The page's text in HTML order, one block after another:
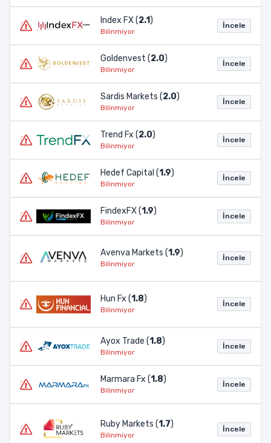
Index FX (2.1)
Bilinmiyor
İncele
Goldenvest (2.0)
Bilinmiyor
İncele
Sardis Markets (2.0)
Bilinmiyor
İncele
Trend Fx (2.0)
Bilinmiyor
İncele
Hedef Capital (1.9)
Bilinmiyor
İncele
FindexFX (1.9)
Bilinmiyor
İncele
Avenva Markets (1.9)
Bilinmiyor
İncele
Hun Fx (1.8)
Bilinmiyor
İncele
Ayox Trade (1.8)
Bilinmiyor
İncele
Marmara Fx (1.8)
Bilinmiyor
İncele
Ruby Markets (1.7)
Bilinmiyor
İncele